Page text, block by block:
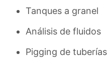
Tanques a granel
Análisis de fluidos
Pigging de tuberías